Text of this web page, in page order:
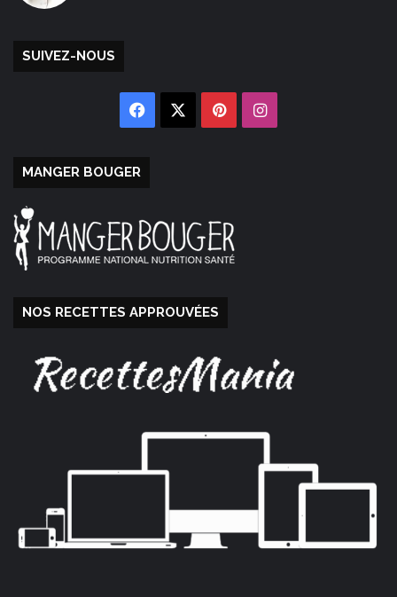
SUIVEZ-NOUS
Facebook PinterestInstagram
MANGER BOUGER
NOS RECETTES APPROUVÉES